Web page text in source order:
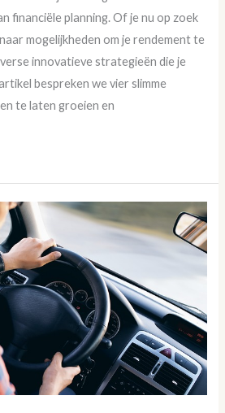
financiële planning. Of je nu op zoek
mogelijkheden om je rendement te
innovatieve strategieën die je
bespreken we vier slimme
te laten groeien en